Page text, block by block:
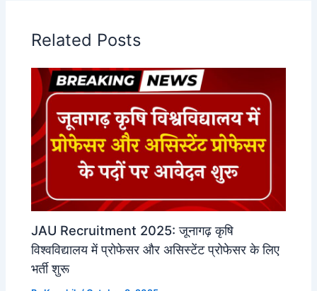
Related Posts
JAU Recruitment 2025: जूनागढ़ कृषि
विश्वविद्यालय में प्रोफेसर और असिस्टेंट प्रोफेसर के लिए
भर्ती शुरू